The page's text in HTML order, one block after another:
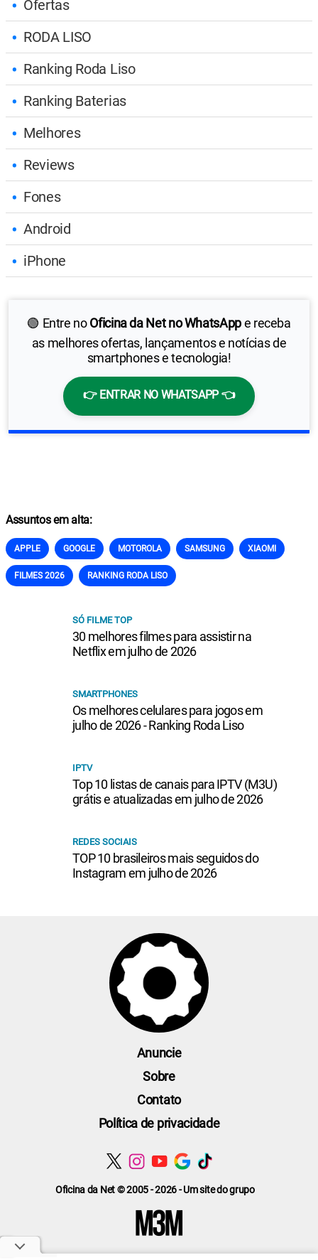
Ofertas
RODA LISO
Ranking Roda Liso
Ranking Baterias
Melhores
Reviews
Fones
Android
iPhone
🟢 Entre noOficina da Net no WhatsAppe receba
as melhores ofertas, lançamentos e notícias de
smartphones e tecnologia!
👉 ENTRAR NO WHATSAPP 👈
Assuntos em alta:
APPLE GOOGLE MOTOROLA SAMSUNG XIAOMI
FILMES 2026 RANKING RODA LISO
SÓ FILME TOP
30 melhores filmes para assistir na
Netflix em julho de 2026
SMARTPHONES
Os melhores celulares para jogos em
julho de 2026 - Ranking Roda Liso
IPTV
Top 10 listas de canais para IPTV (M3U)
grátis e atualizadas em julho de 2026
REDES SOCIAIS
TOP 10 brasileiros mais seguidos do
Instagram em julho de 2026
Oficina da Net © 2005 - 2026 - Um site do grupo
Anuncie
Sobre
Contato
Política de privacidade